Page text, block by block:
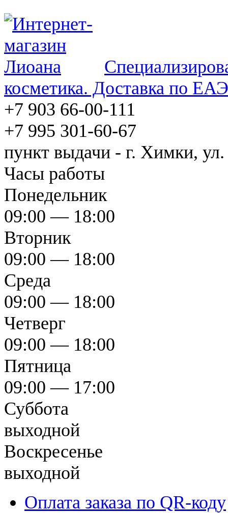
косметика. Доставка по
+7 903 66-00-111
+7 995 301-60-67
пункт выдачи - г. Химки, ул.
Часы работы
Понедельник
09:00 — 18:00
Вторник
09:00 — 18:00
Среда
09:00 — 18:00
Четверг
09:00 — 18:00
Пятница
09:00 — 17:00
Суббота
выходной
Воскресенье
выходной
Оплата заказа по QR-коду